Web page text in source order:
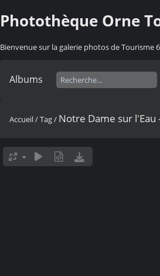
Photothèque Orne
Bienvenue sur la galerie photos de
Albums
Accueil/Tag/ Notre Dame sur